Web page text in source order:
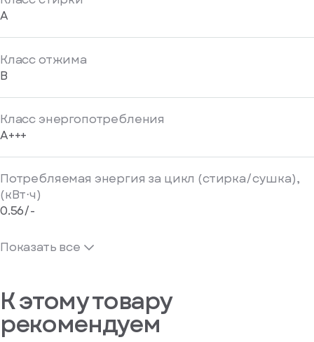
A
Класс отжима
B
Класс энергопотребления
A+++
Потребляемая энергия за цикл (стирка/сушка),
(кВт⋅ч)
0.56/-
Показать все
К этому товару
рекомендуем